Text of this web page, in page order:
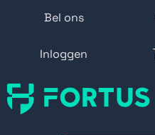
Bel ons
Inloggen